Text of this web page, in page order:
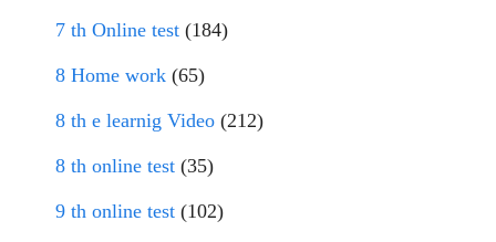
7 th Online test (184)
8 Home work (65)
8 th e learnig Video (212)
8 th online test (35)
9 th online test (102)